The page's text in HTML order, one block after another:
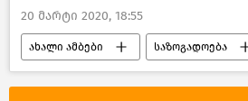
20 მარტი 2020, 18:55
ახალი ამბები საზოგადოება
საქართველო COVID-19